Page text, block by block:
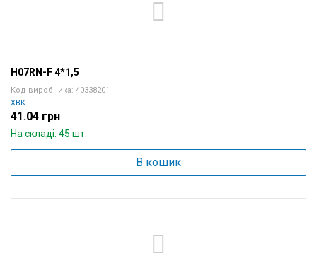
H07RN-F 4*1,5
Код виробника: 40338201
XBK
41.04 грн
На складі: 45 шт.
В кошик